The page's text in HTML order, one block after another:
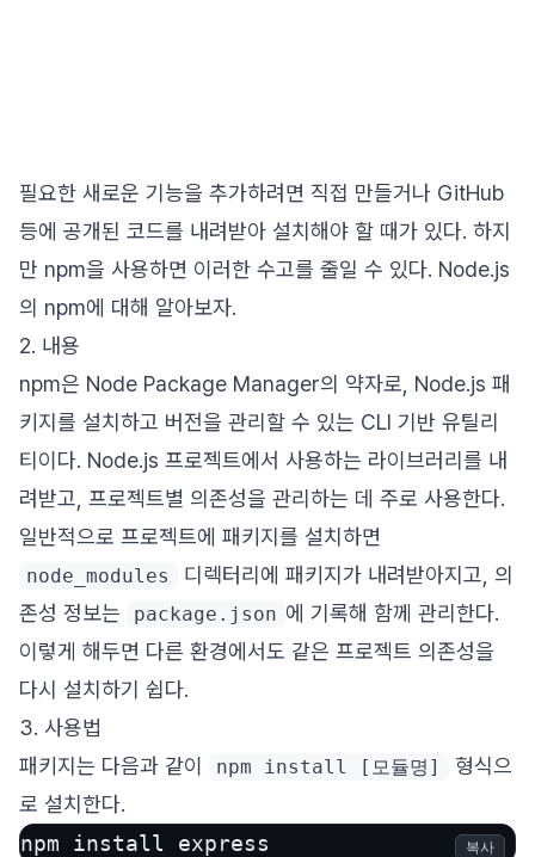
필요한 새로운 기능을 추가하려면 직접 만들거나 GitHub
등에 공개된 코드를 내려받아 설치해야 할 때가 있다. 하지
만 npm을 사용하면 이러한 수고를 줄일 수 있다. Node.js
의 npm에 대해 알아보자.
2. 내용
npm은 Node Package Manager의 약자로, Node.js 패
키지를 설치하고 버전을 관리할 수 있는 CLI 기반 유틸리
티이다. Node.js 프로젝트에서 사용하는 라이브러리를 내
려받고, 프로젝트별 의존성을 관리하는 데 주로 사용한다.
일반적으로 프로젝트에 패키지를 설치하면
node_modules
디렉터리에 패키지가 내려받아지고, 의
존성 정보는
package.json 에 기록해 함께 관리한다.
이렇게 해두면 다른 환경에서도 같은 프로젝트 의존성을
다시 설치하기 쉽다.
3. 사용법
패키지는 다음과 같이
npm install [모듈명]
형식으
로 설치한다.
npm install express
복사